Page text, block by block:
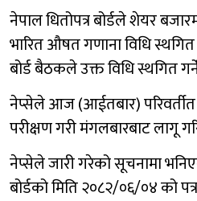
नेपाल धितोपत्र बोर्डले शेयर
भारित औषत गणाना विधि
बोर्ड बैठकले उक्त विधि स्थगित
नेप्सेले आज (आईतबार) परिवर्तीत
परीक्षण गरी मंगलबारबाट लागू
नेप्सेले जारी गरेको सूचनामा
बोर्डको मिति २०८२/०६/०४ को